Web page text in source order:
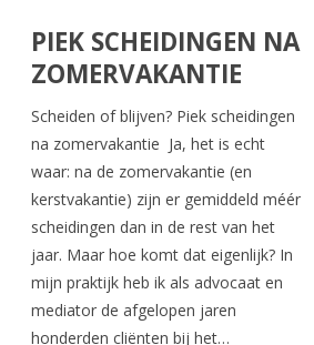
PIEK SCHEIDINGEN NA
ZOMERVAKANTIE
Scheiden of blijven? Piek scheidingen
na zomervakantie Ja, het is echt
waar: na de zomervakantie (en
kerstvakantie) zijn er gemiddeld méér
scheidingen dan in de rest van het
jaar. Maar hoe komt dat eigenlijk? In
mijn praktijk heb ik als advocaat en
mediator de afgelopen jaren
honderden cliënten bij het…